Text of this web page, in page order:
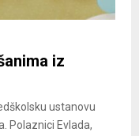
iz
ustanovu
Polaznici Evlada,